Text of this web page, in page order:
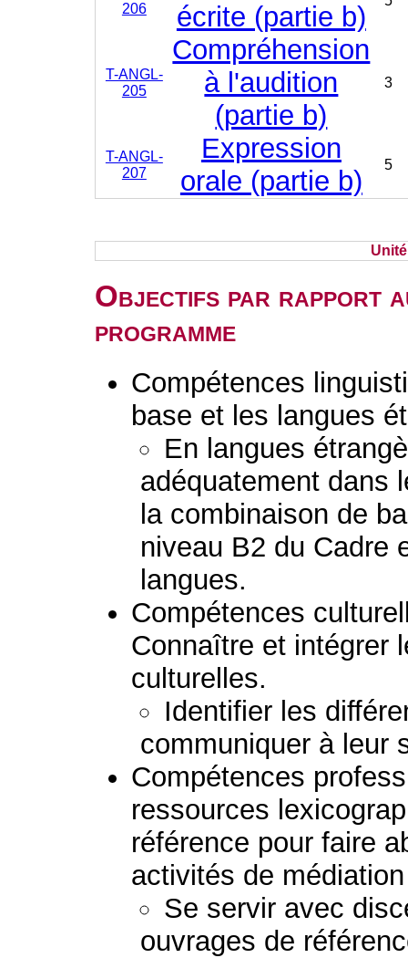
206
écrite (partie b)
T-ANGL-
205
Compréhension
à l'audition
(partie b)
3
T-ANGL-
207
Expression
orale (partie b)
5
Objectifs par rapport
programme
Compétences
base et les langues
En langues
adéquatement dans
la combinaison de
niveau B2 du Cadre
langues.
Compétences
Connaître et intégrer
culturelles.
Identifier les
communiquer à leur
Compétences
ressources
référence pour faire
activités de
Se servir avec
ouvrages de